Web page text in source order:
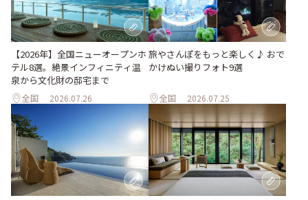
【2026年】全国ニューオープンホ
テル8選。絶景インフィニティ温
泉から文化財の邸宅まで
全国 2026.07.26
旅やさんぽをもっと楽しく♪ おで
かけぬい撮りフォト9選
全国 2026.07.25